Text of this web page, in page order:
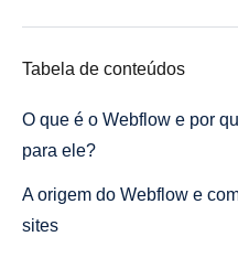
Tabela de conteúdos
O que é o Webflow e por
para ele?
A origem do Webflow e
sites